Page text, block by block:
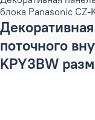
блока Panasonic
поточного
KPY3BW